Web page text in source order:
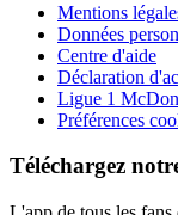
Mentions
Données
Centre d'aide
Déclaration
Ligue 1
Préférences
Téléchargez